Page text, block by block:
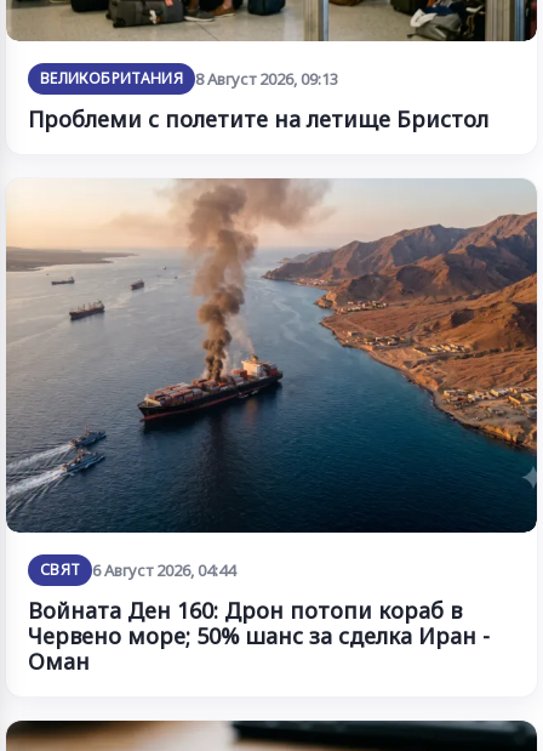
ВЕЛИКОБРИТАНИЯ 8 Август 2026, 09:13
Проблеми с полетите на летище Бристол
СВЯТ 6 Август 2026, 04:44
Войната Ден 160: Дрон потопи кораб в
Червено море; 50% шанс за сделка Иран -
Оман